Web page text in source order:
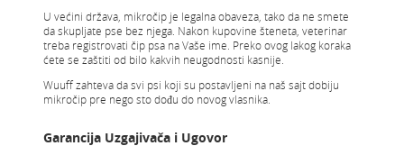
U većini država, mikročip je legalna obaveza, tako da ne smete
da skupljate pse bez njega. Nakon kupovine šteneta, veterinar
treba registrovati čip psa na Vaše ime. Preko ovog lakog koraka
ćete se zaštiti od bilo kakvih neugodnosti kasnije.
Wuuff zahteva da svi psi koji su postavljeni na naš sajt dobiju
mikročip pre nego sto dođu do novog vlasnika.
Garancija Uzgajivača i Ugovor